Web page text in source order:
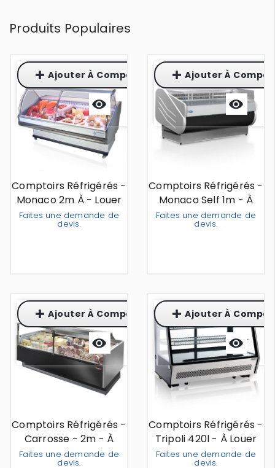
Produits Populaires
Ajouter À Comparaison
Comptoirs Réfrigérés -
Monaco 2m À - Louer
Faites une demande de
devis.
Ajouter À
Comptoirs Réfrigérés -
Monaco Self 1m - À
Louer
Faites une demande de
devis.
Ajouter À Comparaison
Comptoirs Réfrigérés -
Carrosse - 2m - À
Louer
Faites une demande de
devis.
Ajouter À
Comptoirs Réfrigérés -
Tripoli 420l - À Louer
Faites une demande de
devis.